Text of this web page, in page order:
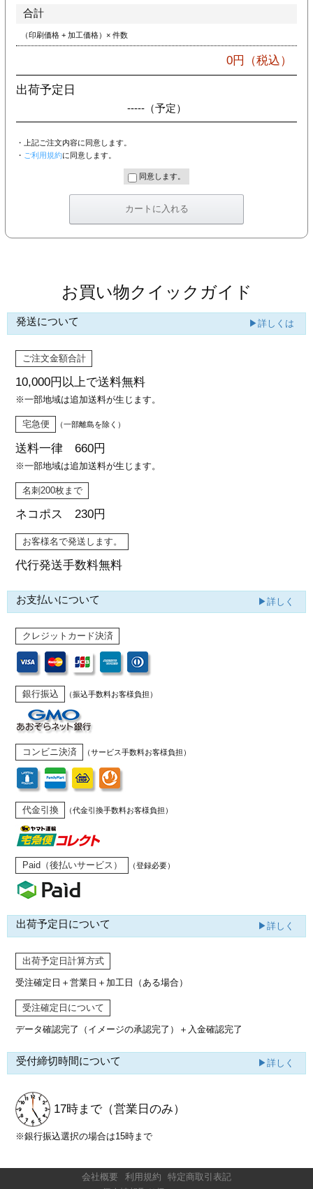
合計
（印刷価格 + 加工価格）× 件数
0円（税込）
出荷予定日
-----（予定）
・上記ご注文内容に同意します。
・ ご利用規約に同意します。
同意します。
お買い物クイックガイド
発送について ▶詳しくは
ご注文金額合計
10,000円以上で送料無料
※一部地域は追加送料が生じます。
宅急便 （一部離島を除く）
送料一律 660円
※一部地域は追加送料が生じます。
名刺200枚まで
ネコポス 230円
お客様名で発送します。
代行発送手数料無料
お支払いについて ▶詳しく
クレジットカード決済
銀行振込 （振込手数料お客様負担）
コンビニ決済 （サービス手数料お客様負担）
代金引換 （代金引換手数料お客様負担）
Paid（後払いサービス） （登録必要）
出荷予定日について ▶詳しく
出荷予定日計算方式
受注確定日＋営業日＋加工日（ある場合）
受注確定日について
データ確認完了（イメージの承認完了） ＋入金確認完了
受付締切時間について ▶詳しく
17時まで （営業日のみ）
※銀行振込選択の場合は15時まで
会社概要 利用規約
特定商取引表記